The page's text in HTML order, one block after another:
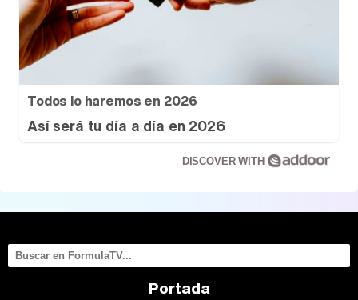
Todos lo haremos en 2026
Así será tu día a día en 2026
DISCOVER WITH
Portada